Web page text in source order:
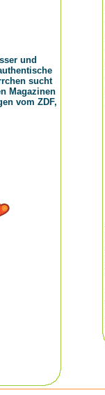
und
sucht
Magazinen
vom ZDF,